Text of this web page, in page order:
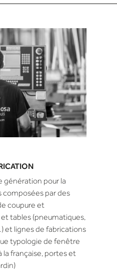
génération pour la
par des
coupure et
tables (pneumatiques,
et lignes de fabrications
typologie de fenêtre
la française, portes et